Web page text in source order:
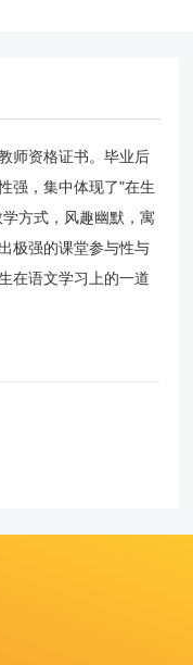
师资格证书。毕业后
强，集中体现了"在生
方式，风趣幽默，寓
极强的课堂参与性与
在语文学习上的一道